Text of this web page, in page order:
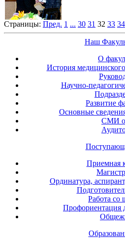
Страницы: Пред. 1 ... 30 31 32 33 34
Наш
О
История
Научно-
Развитие
Основные
СМИ о
Приемная
Ординатура,
Работа со
Профориентация